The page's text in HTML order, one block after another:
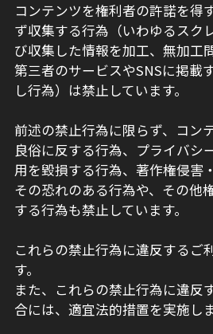
コンテンツを権利者の許諾を得
ず収集する行為（いわゆるスク
び収集した情報を加工、無加工
第三者のサービスやSNSに掲載
し行為）は禁止しています。
前述の禁止行為に限らず、コン
良俗に反する行為、プライバシ
用を毀損する行為、著作権侵害
その恐れのある行為や、その他
する行為も禁止しています。
これらの禁止行為に違反するご
す。
また、これらの禁止行為に違反
合には、適宜法的措置を実施しま